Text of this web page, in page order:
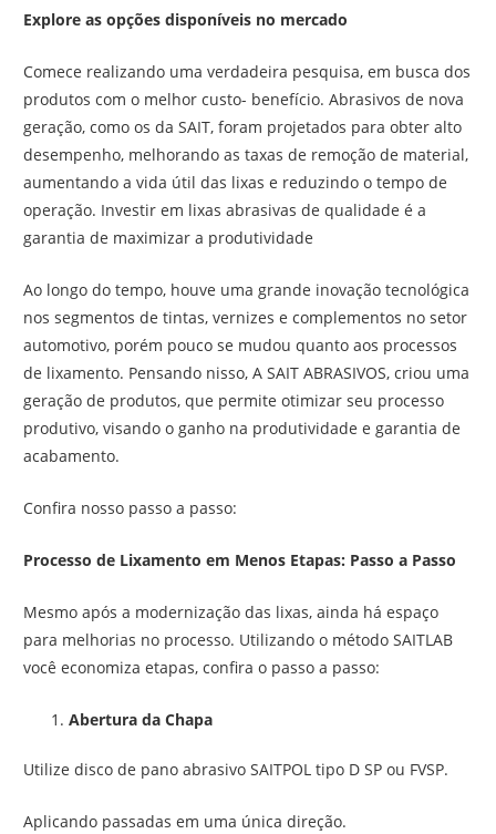
Explore as opções disponíveis no mercado
Comece realizando uma verdadeira pesquisa, em busca dos
produtos com o melhor custo- benefício. Abrasivos de nova
geração, como os da SAIT, foram projetados para obter alto
desempenho, melhorando as taxas de remoção de material,
aumentando a vida útil das lixas e reduzindo o tempo de
operação. Investir em lixas abrasivas de qualidade é a
garantia de maximizar a produtividade
Ao longo do tempo, houve uma grande inovação tecnológica
nos segmentos de tintas, vernizes e complementos no setor
automotivo, porém pouco se mudou quanto aos processos
de lixamento. Pensando nisso, A SAIT ABRASIVOS, criou uma
geração de produtos, que permite otimizar seu processo
produtivo, visando o ganho na produtividade e garantia de
acabamento.
Confira nosso passo a passo:
Processo de Lixamento em Menos Etapas: Passo a Passo
Mesmo após a modernização das lixas, ainda há espaço
para melhorias no processo. Utilizando o método SAITLAB
você economiza etapas, confira o passo a passo:
Abertura da Chapa
Utilize disco de pano abrasivo SAITPOL tipo D SP ou FVSP.
Aplicando passadas em uma única direção.